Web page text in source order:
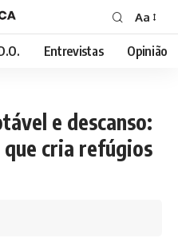
Font
Resizer
Aa
Entrevistas Opinião
e descanso:
que cria refúgios